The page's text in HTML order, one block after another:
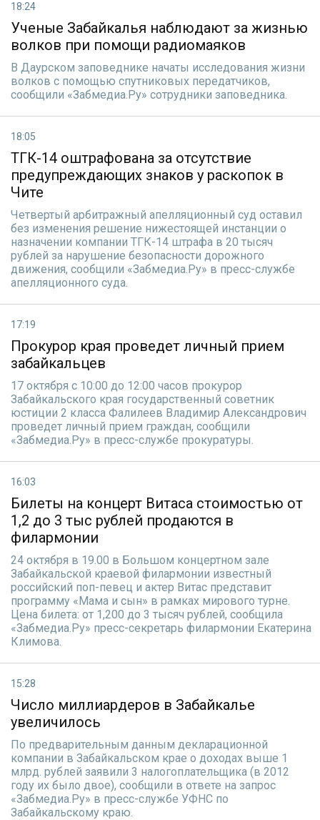
18:24
Ученые Забайкалья наблюдают за жизнью
волков при помощи радиомаяков
В Даурском заповеднике начаты исследования жизни
волков с помощью спутниковых передатчиков,
сообщили «Забмедиа.Ру» сотрудники заповедника.
18:05
ТГК-14 оштрафована за отсутствие
предупреждающих знаков у раскопок в
Чите
Четвертый арбитражный апелляционный суд оставил
без изменения решение нижестоящей инстанции о
назначении компании ТГК-14 штрафа в 20 тысяч
рублей за нарушение безопасности дорожного
движения, сообщили «Забмедиа.Ру» в пресс-службе
апелляционного суда.
17:19
Прокурор края проведет личный прием
забайкальцев
17 октября с 10:00 до 12:00 часов прокурор
Забайкальского края государственный советник
юстиции 2 класса Фалилеев Владимир Александрович
проведет личный прием граждан, сообщили
«Забмедиа.Ру» в пресс-службе прокуратуры.
16:03
Билеты на концерт Витаса стоимостью от
1,2 до 3 тыс рублей продаются в
филармонии
24 октября в 19.00 в Большом концертном зале
Забайкальской краевой филармонии известный
российский поп-певец и актер Витас представит
программу «Мама и сын» в рамках мирового турне.
Цена билета: от 1,200 до 3 тысяч рублей, сообщила
«Забмедиа.Ру» пресс-секретарь филармонии Екатерина
Климова.
15:28
Число миллиардеров в Забайкалье
увеличилось
По предварительным данным декларационной
компании в Забайкальском крае о доходах выше 1
млрд. рублей заявили 3 налогоплательщика (в 2012
году их было двое), сообщили в ответе на запрос
«Забмедиа.Ру» в пресс-службе УФНС по
Забайкальскому краю.